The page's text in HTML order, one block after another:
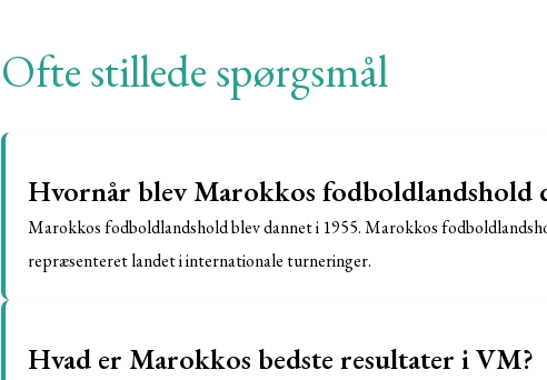
Ofte stillede spørgsmål
Hvornår blev Marokkos fodboldlandshold
Marokkos fodboldlandshold blev dannet i 1955. Marokkos
repræsenteret landet i internationale turneringer.
Hvad er Marokkos bedste resultater i VM?